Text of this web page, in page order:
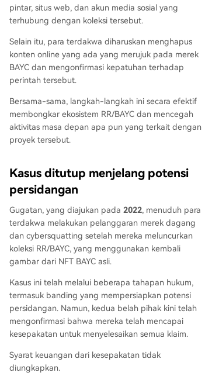
pintar, situs web, dan akun media sosial yang
terhubung dengan koleksi tersebut.
Selain itu, para terdakwa diharuskan menghapus
konten online yang ada yang merujuk pada merek
BAYC dan mengonfirmasi kepatuhan terhadap
perintah tersebut.
Bersama-sama, langkah-langkah ini secara efektif
membongkar ekosistem RR/BAYC dan mencegah
aktivitas masa depan apa pun yang terkait dengan
proyek tersebut.
Kasus ditutup menjelang potensi
persidangan
Gugatan, yang diajukan pada 2022, menuduh para
terdakwa melakukan pelanggaran merek dagang
dan cybersquatting setelah mereka meluncurkan
koleksi RR/BAYC, yang menggunakan kembali
gambar dari NFT BAYC asli.
Kasus ini telah melalui beberapa tahapan hukum,
termasuk banding yang mempersiapkan potensi
persidangan. Namun, kedua belah pihak kini telah
mengonfirmasi bahwa mereka telah mencapai
kesepakatan untuk menyelesaikan semua klaim.
Syarat keuangan dari kesepakatan tidak
diungkapkan.